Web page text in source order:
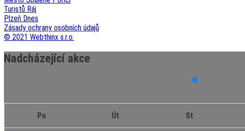
Turistů Ráj
Plzeň Dnes
Zásady ochrany osobních údajů
© 2021 Webthinx s.r.o.
Nadcházející akce
Po Út St